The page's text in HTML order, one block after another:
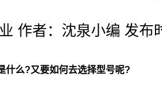
作者：沈泉小编 发
么?又要如何去选择型号呢?